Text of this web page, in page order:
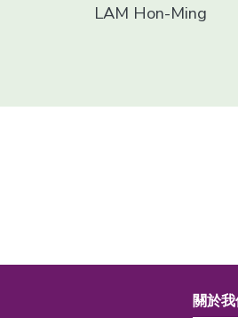
LAM Hon-Ming
關於